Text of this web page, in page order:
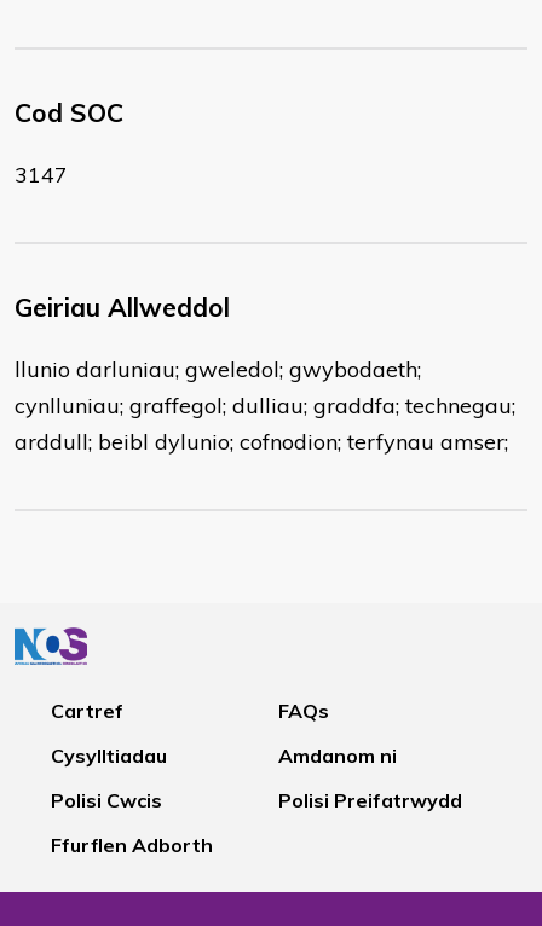
Cod SOC
3147
Geiriau Allweddol
llunio darluniau; gweledol; gwybodaeth;
cynlluniau; graffegol; dulliau; graddfa; technegau;
arddull; beibl dylunio; cofnodion; terfynau amser;
Cartref
FAQs
Cysylltiadau
Amdanom ni
Polisi Cwcis
Polisi Preifatrwydd
Ffurflen Adborth